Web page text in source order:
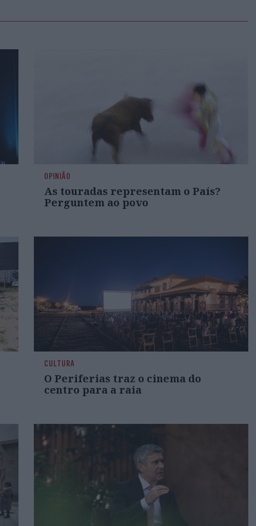
OPINIÃO
As touradas representam o País?
Perguntem ao povo
CULTURA
O Periferias traz o cinema do
centro para a raia